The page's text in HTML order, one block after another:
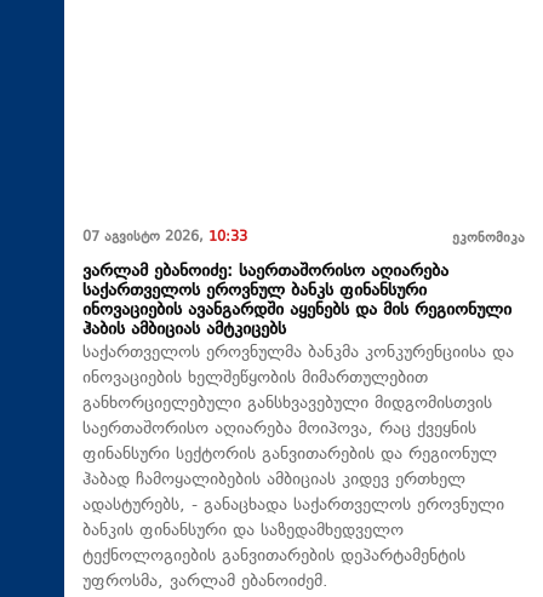
07 აგვისტო 2026, 10:33 ეკონომიკა
ვარლამ ებანოიძე: საერთაშორისო აღიარება
საქართველოს ეროვნულ ბანკს ფინანსური
ინოვაციების ავანგარდში აყენებს და მის რეგიონული
ჰაბის ამბიციას ამტკიცებს
საქართველოს ეროვნულმა ბანკმა კონკურენციისა და
ინოვაციების ხელშეწყობის მიმართულებით
განხორციელებული განსხვავებული მიდგომისთვის
საერთაშორისო აღიარება მოიპოვა, რაც ქვეყნის
ფინანსური სექტორის განვითარების და რეგიონულ
ჰაბად ჩამოყალიბების ამბიციას კიდევ ერთხელ
ადასტურებს, - განაცხადა საქართველოს ეროვნული
ბანკის ფინანსური და საზედამხედველო
ტექნოლოგიების განვითარების დეპარტამენტის
უფროსმა, ვარლამ ებანოიძემ.